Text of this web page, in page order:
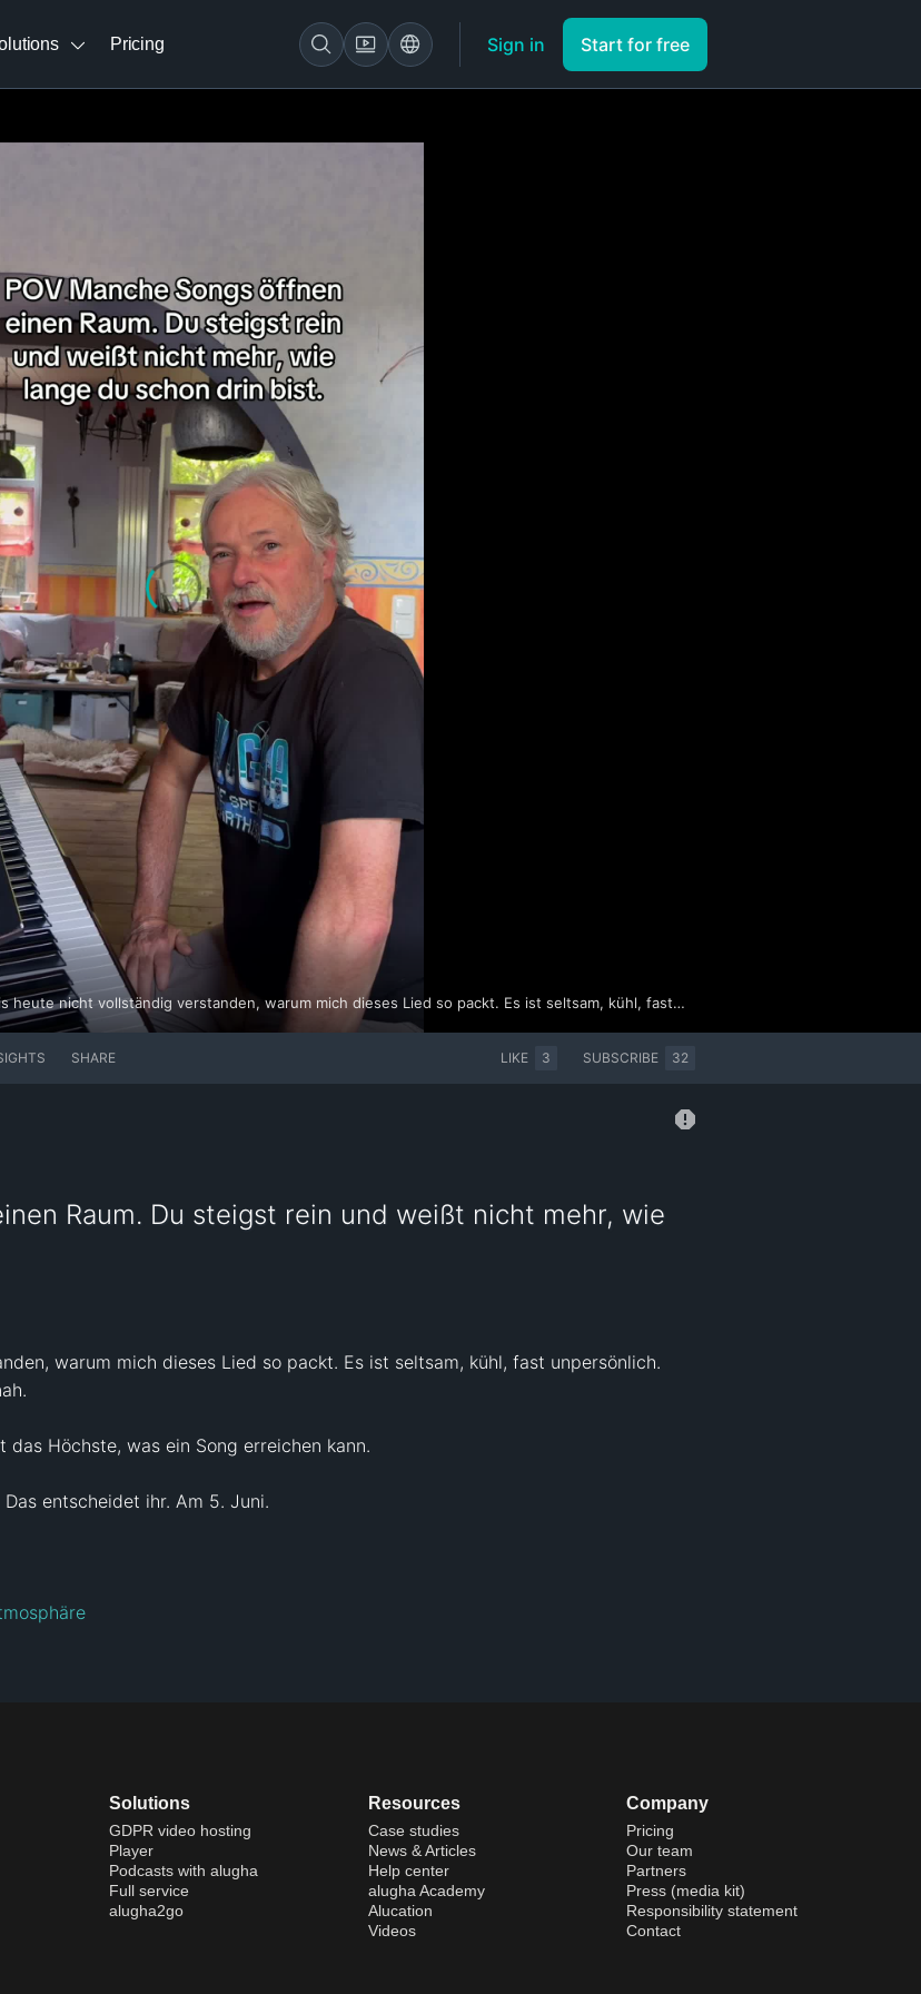
Pricing Sign in Start for free
"Eisbär" ist kein Song. Das ist ein Ort. Ich habe bis heute nicht vollständig verstanden, warum mich dieses Lied so packt. Es ist seltsam, kühl, fast unpersönlich. Und gleichzeitig unglaublich einsam und nah. Musik, die eine eigene Welt öffnet – das ist das Höchste, was ein Song erreichen kann. Ob mir das mit "Deine Aura" gelungen ist? Das entscheidet ihr. Am 5. Juni. Link in der Bio. #Grauzone #Eisbär #NDW #DeineAura #Atmosphäre
SHARE LIKE 3 SUBSCRIBE 32
Raum. Du steigst rein und weißt nicht mehr, wie
warum mich dieses Lied so packt. Es ist seltsam, kühl, fast unpersönlich.
Höchste, was ein Song erreichen kann.
entscheidet ihr. Am 5. Juni.
Solutions
GDPR video hosting
Player
Podcasts with alugha
Full service
alugha2go
Resources
Case studies
News & Articles
Help center
alugha Academy
Alucation
Videos
Company
Pricing
Our team
Partners
Press (media kit)
Responsibility statement
Contact